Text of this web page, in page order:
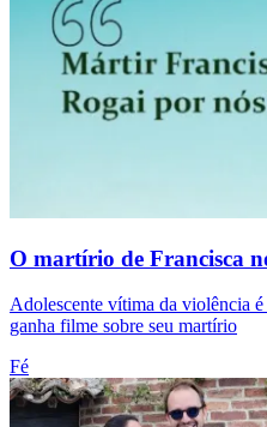
O martírio de Francisca
Adolescente vítima da violência
ganha filme sobre seu martírio
Fé